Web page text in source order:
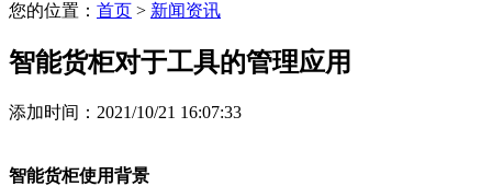
您的位置： 首页 > 新闻资讯
智能货柜对于工具的管理应用
添加时间：2021/10/21 16:07:33
智能货柜使用背景